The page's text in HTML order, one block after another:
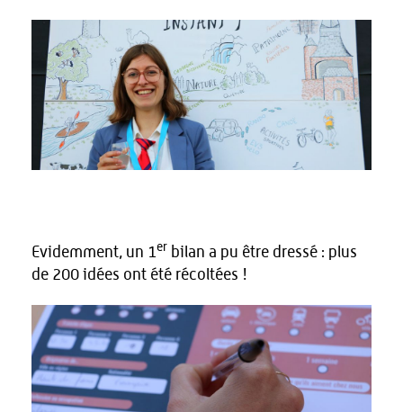
Evidemment, un 1er bilan a pu être dressé : plus
de 200 idées ont été récoltées !